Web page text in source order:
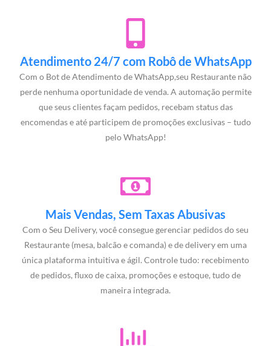
Atendimento 24/7 com Robô de WhatsApp
Com o Bot de Atendimento de WhatsApp,seu Restaurante não
perde nenhuma oportunidade de venda. A automação permite
que seus clientes façam pedidos, recebam status das
encomendas e até participem de promoções exclusivas – tudo
pelo WhatsApp!
Mais Vendas, Sem Taxas Abusivas
Com o Seu Delivery, você consegue gerenciar pedidos do seu
Restaurante (mesa, balcão e comanda) e de delivery em uma
única plataforma intuitiva e ágil. Controle tudo: recebimento
de pedidos, fluxo de caixa, promoções e estoque, tudo de
maneira integrada.